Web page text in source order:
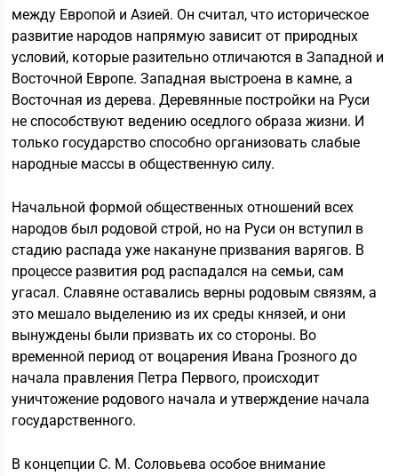
между Европой и Азией. Он считал, что историческое
развитие народов напрямую зависит от природных
условий, которые разительно отличаются в Западной и
Восточной Европе. Западная выстроена в камне, а
Восточная из дерева. Деревянные постройки на Руси
не способствуют ведению оседлого образа жизни. И
только государство способно организовать слабые
народные массы в общественную силу.
Начальной формой общественных отношений всех
народов был родовой строй, но на Руси он вступил в
стадию распада уже накануне призвания варягов. В
процессе развития род распадался на семьи, сам
угасал. Славяне оставались верны родовым связям, а
это мешало выделению из их среды князей, и они
вынуждены были призвать их со стороны. Во
временной период от воцарения Ивана Грозного до
начала правления Петра Первого, происходит
уничтожение родового начала и утверждение начала
государственного.
В концепции С. М. Соловьева особое внимание